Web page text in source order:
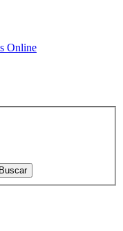
Online
Buscar